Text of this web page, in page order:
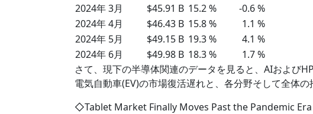
2024年 3月
$45.91 B 15.2 %
-0.6 %
2024年 4月
$46.43 B 15.8 %
1.1 %
2024年 5月
$49.15 B 19.3 %
4.1 %
2024年 6月
$49.98 B 18.3 %
1.7 %
さて、現下の半導体関連のデータを見ると、AIおよび
電気自動車(EV)の市場復活遅れと、各分野そして全体
◇Tablet Market Finally Moves Past the Pandemic